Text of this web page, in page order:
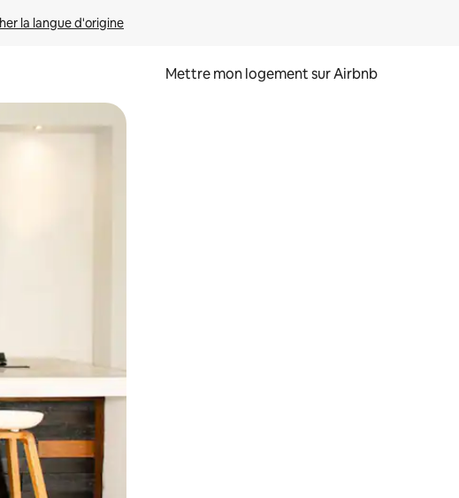
la langue d'origine
Mettre mon logement sur Airbnb
et en faisant glisser.